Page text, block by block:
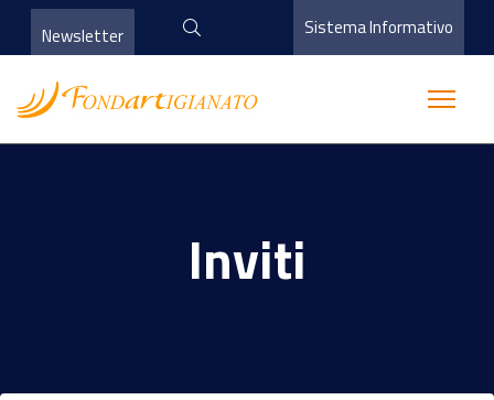
Newsletter Sistema Informativo
Inviti